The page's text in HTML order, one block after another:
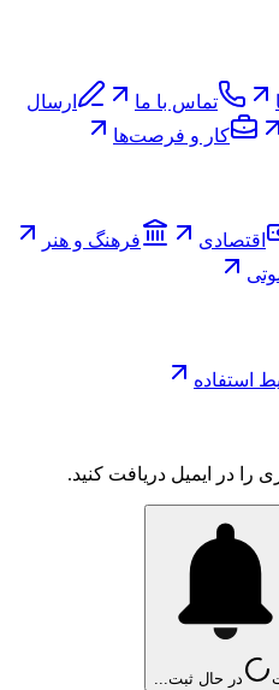
تماس با ما
ارسال
کار و فرصت‌ها
اقتصادی
فرهنگ و هنر
استفاده
را در ایمیل دریافت کنید.
در حال ثبت...